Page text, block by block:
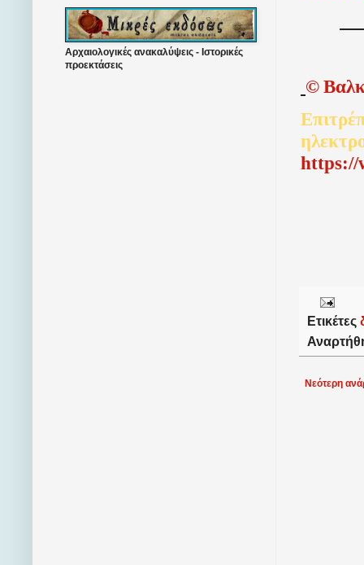
©
https://
Ετικέτες
Νεότερη
Αρχαιολογικές ανακαλύψεις - Ιστορικές
προεκτάσεις